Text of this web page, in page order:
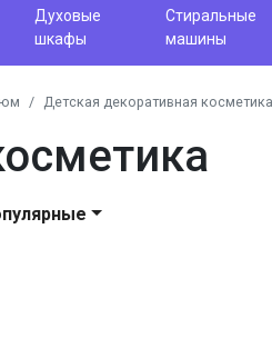
Духовые
шкафы
Стиральные
машины
Детская декоративная косметика